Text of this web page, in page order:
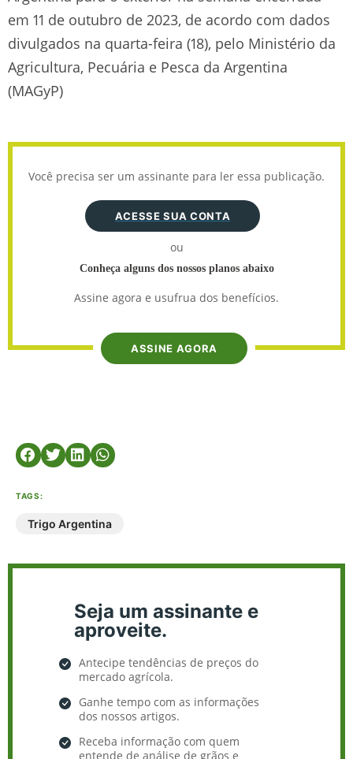
em 11 de outubro de 2023, de acordo com dados
divulgados na quarta-feira (18), pelo Ministério da
Agricultura, Pecuária e Pesca da Argentina
(MAGyP)
Você precisa ser um assinante para ler essa publicação.
ACESSE SUA CONTA
ou
Conheça alguns dos nossos planos abaixo
Assine agora e usufrua dos benefícios.
ASSINE AGORA
TAGS:
Trigo Argentina
Seja um assinante e
aproveite.
Antecipe tendências de preços do
mercado agrícola.
Ganhe tempo com as informações
dos nossos artigos.
Receba informação com quem
entende de análise de grãos e